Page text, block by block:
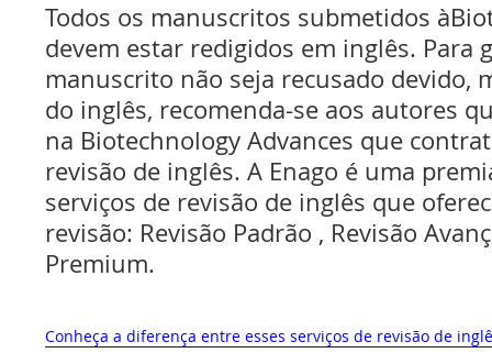
Todos os manuscritos submetidos
devem estar redigidos em inglês. Para
manuscrito não seja recusado devido,
do inglês, recomenda-se aos autores
na Biotechnology Advances que
revisão de inglês. A Enago é uma
serviços de revisão de inglês que
revisão: Revisão Padrão , Revisão
Premium.
Conheça a diferença entre esses serviços de revisão de